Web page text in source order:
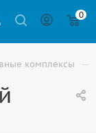
0
комплексы —